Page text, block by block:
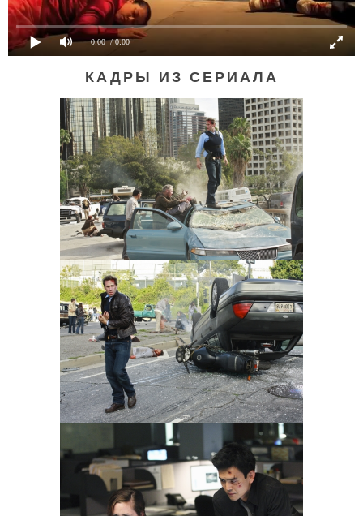
0:00 / 0:00
КАДРЫ ИЗ СЕРИАЛА